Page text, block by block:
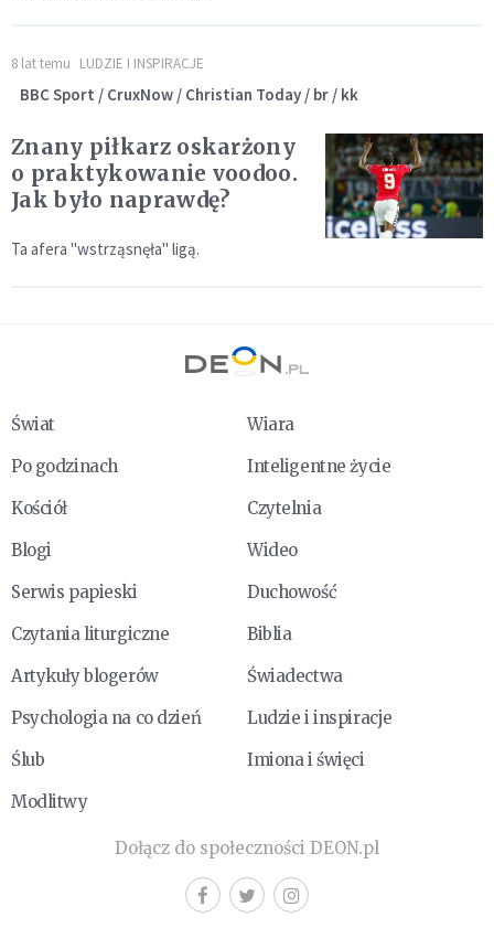
8 lat temu LUDZIE I INSPIRACJE
BBC Sport / CruxNow / Christian Today / br / kk
Znany piłkarz oskarżony
o praktykowanie voodoo.
Jak było naprawdę?
Ta afera "wstrząsnęła" ligą.
Świat
Wiara
Po godzinach
Inteligentne życie
Kościół
Czytelnia
Blogi
Wideo
Serwis papieski
Duchowość
Czytania liturgiczne
Biblia
Artykuły blogerów
Świadectwa
Psychologia na co dzień
Ludzie i inspiracje
Ślub
Imiona i święci
Modlitwy
Dołącz do społeczności DEON.pl